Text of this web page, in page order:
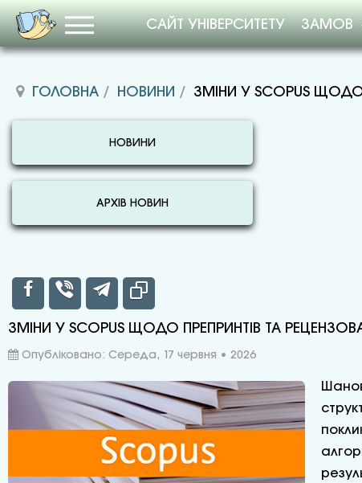
САЙТ УНІВЕРСИТЕТУ ЗАМОВ
ГОЛОВНА НОВИНИ ЗМІНИ У SCOPUS
НОВИНИ
АРХІВ НОВИН
ЗМІНИ У SCOPUS ЩОДО ПРЕПРИНТІВ ТА
Опубліковано: Середа, 17 червня • 2026